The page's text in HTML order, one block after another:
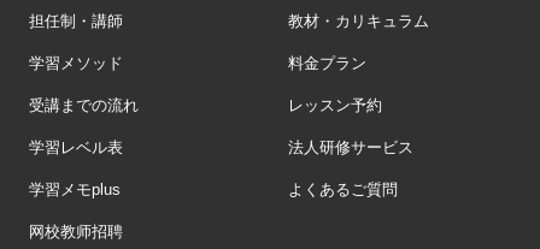
担任制・講師 教材・カリキュラム
学習メソッド 料金プラン
受講までの流れ レッスン予約
学習レベル表 法人研修サービス
学習メモplus よくあるご質問
网校教师招聘